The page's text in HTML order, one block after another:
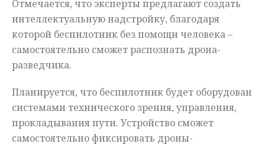
Отмечается, что эксперты предлагают создать
интеллектуальную надстройку, благодаря
которой беспилотник без помощи человека –
самостоятельно сможет распознать дрона-
разведчика.
Планируется, что беспилотник будет оборудован
системами технического зрения, управления,
прокладывания пути. Устройство сможет
самостоятельно фиксировать дроны-